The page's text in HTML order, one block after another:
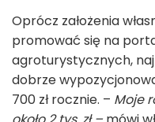
Oprócz założenia
promować się na
agroturystycznych,
dobrze
700 zł rocznie. – Moje